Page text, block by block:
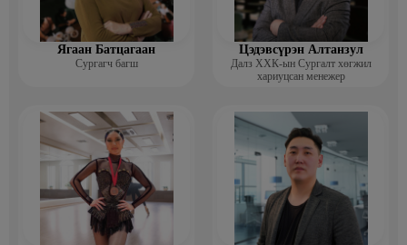
Ягаан Батцагаан
Сургагч багш
Цэдэвсүрэн Алтанзул
Далз ХХК-ын Сургалт хөгжил
хариуцсан менежер